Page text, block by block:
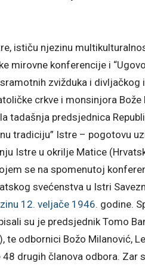
ističu njezinu
mirovne konferencije i
zvižduka i divljačkog
crkve i monsinjora Bože
tadašnja predsjednica
tradiciju” Istre – pogotovu
Istre u okrilje Matice
se na spomenutoj
svećenstva u Istri
12. veljače 1946. godine.
su je predsjednik Tomo
te odbornici Božo Milanović,
drugih članova odbora. Zar